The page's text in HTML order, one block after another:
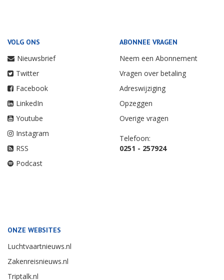
VOLG ONS
Nieuwsbrief
Twitter
Facebook
LinkedIn
Youtube
Instagram
RSS
Podcast
ABONNEE VRAGEN
Neem een Abonnement
Vragen over betaling
Adreswijziging
Opzeggen
Overige vragen
Telefoon:
0251 - 257924
ONZE WEBSITES
Luchtvaartnieuws.nl
Zakenreisnieuws.nl
Triptalk.nl